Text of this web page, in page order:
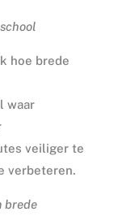
hoe brede
waar
veiliger te
verbeteren.
brede